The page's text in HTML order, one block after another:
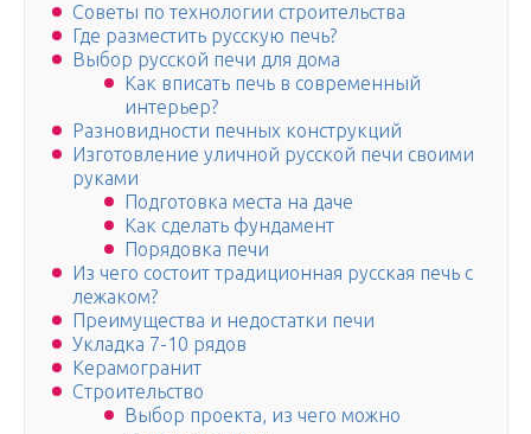
Советы по технологии строительства
Где разместить русскую печь?
Выбор русской печи для дома
Как вписать печь в современный
интерьер?
Разновидности печных конструкций
Изготовление уличной русской печи своими
руками
Подготовка места на даче
Как сделать фундамент
Порядовка печи
Из чего состоит традиционная русская печь с
лежаком?
Преимущества и недостатки печи
Укладка 7-10 рядов
Керамогранит
Строительство
Выбор проекта, из чего можно